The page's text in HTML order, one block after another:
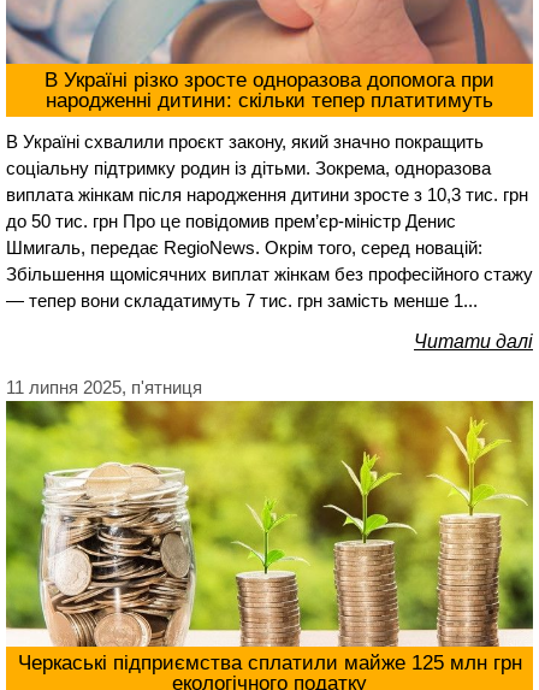
В Україні різко зросте одноразова допомога при
народженні дитини: скільки тепер платитимуть
В Україні схвалили проєкт закону, який значно покращить
соціальну підтримку родин із дітьми. Зокрема, одноразова
виплата жінкам після народження дитини зросте з 10,3 тис. грн
до 50 тис. грн Про це повідомив прем’єр-міністр Денис
Шмигаль, передає RegioNews. Окрім того, серед новацій:
Збільшення щомісячних виплат жінкам без професійного стажу
— тепер вони складатимуть 7 тис. грн замість менше 1...
Читати далі
11 липня 2025, п'ятниця
Черкаські підприємства сплатили майже 125 млн грн
екологічного податку